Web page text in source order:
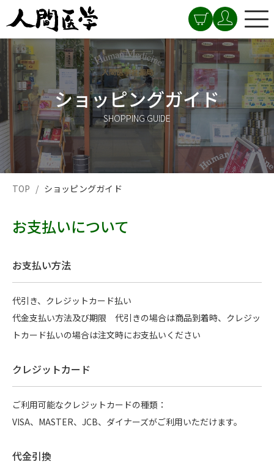
ショッピングガイド
SHOPPING GUIDE
TOP ショッピングガイド
お支払いについて
お支払い方法
代引き、クレジットカード払い
代金支払い方法及び期限 代引きの場合は商品到着時、クレジッ
トカード払いの場合は注文時にお支払いください
クレジットカード
ご利用可能なクレジットカードの種類：
VISA、MASTER、JCB、ダイナーズがご利用いただけます。
代金引換